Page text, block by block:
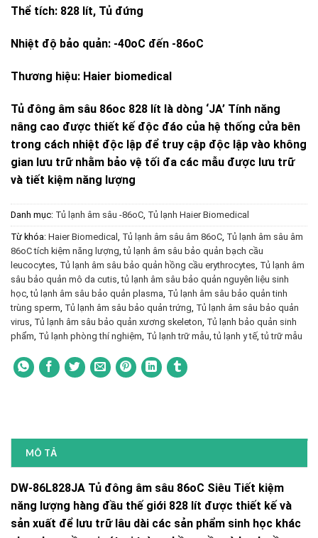
Thể tích: 828 lít, Tủ đứng
Nhiệt độ bảo quản: -40oC đến -86oC
Thương hiệu: Haier biomedical
Tủ đông âm sâu 86oc 828 lít là dòng ‘JA’ Tính năng
nâng cao được thiết kế độc đáo của hệ thống cửa bên
trong cách nhiệt độc lập để truy cập độc lập vào không
gian lưu trữ nhằm bảo vệ tối đa các mẫu được lưu trữ
và tiết kiệm năng lượng
Danh mục: Tủ lạnh âm sâu -86oC Tủ lạnh Haier Biomedical
Từ khóa: Haier Biomedical Tủ lạnh âm sâu âm 86oC Tủ lạnh âm sâu âm
86oC tích kiệm năng lượng ,tủ lạnh âm sâu bảo quản bạch cầu
leucocytes Tủ lạnh âm sâu bảo quản hồng cầu erythrocytes Tủ lạnh âm
sâu bảo quản mô da cutis ,tủ lạnh âm sâu bảo quản nguyên liệu sinh
học ,tủ lạnh âm sâu bảo quản plasma Tủ lạnh âm sâu bảo quản tinh
trùng sperm Tủ lạnh âm sâu bảo quản trứng Tủ lạnh âm sâu bảo quản
virus Tủ lạnh âm sâu bảo quản xương skeleton Tủ lạnh bảo quản sinh
phẩm Tủ lạnh phòng thí nghiệm Tủ lạnh trữ mẫu ,tủ lạnh y tế,tủ trữ mẫu
MÔ TẢ
DW-86L828JA Tủ đông âm sâu 86oC Siêu Tiết kiệm
năng lượng hàng đầu thế giới 828 lít được thiết kế và
sản xuất để lưu trữ lâu dài các sản phẩm sinh học khác